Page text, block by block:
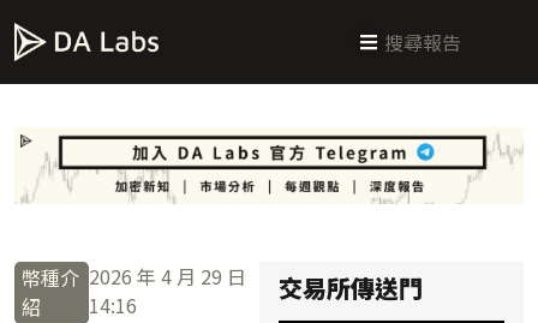
幣種介
紹
2026 年 4 月 29 日
14:16
交易所傳送門